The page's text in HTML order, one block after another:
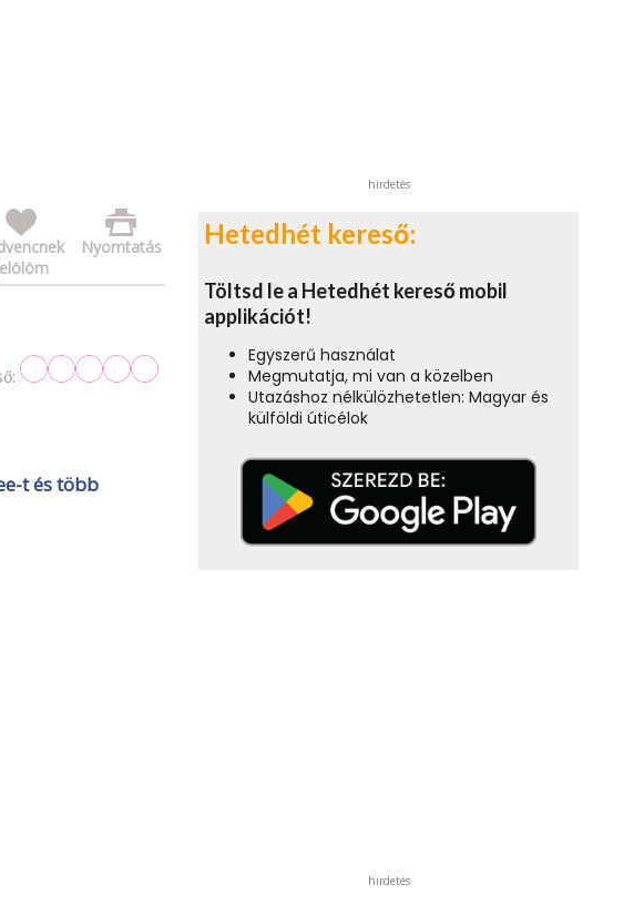
Nyomtatás
t és több
hirdetés
Hetedhét kereső:
Töltsd le a Hetedhét kereső mobil
applikációt!
Egyszerű használat
Megmutatja, mi van a közelben
Utazáshoz nélkülözhetetlen: Magyar és
külföldi úticélok
hirdetés